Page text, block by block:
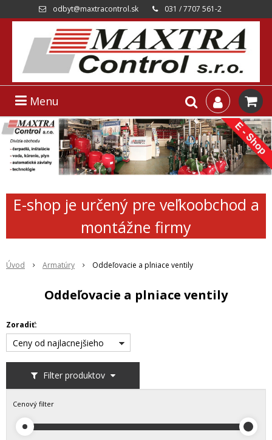
odbyt@maxtracontrol.sk 031 / 7707 561-2
Menu
E-shop je určený pre veľkoobchod a
montážne firmy
Úvod Armatúry Oddeľovacie a plniace ventily
Oddeľovacie a plniace ventily
Filter produktov
Zoradiť:
Ceny od najlacnejšieho
Cenový filter